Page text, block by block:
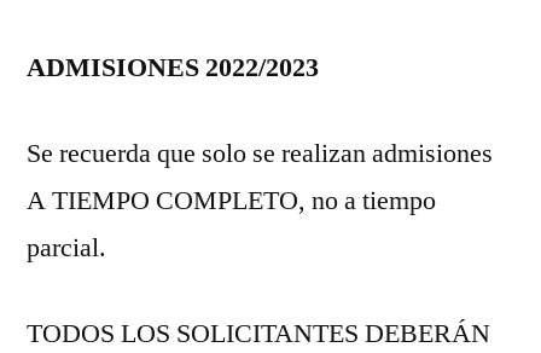
ADMISIONES 2022/2023
Se recuerda que solo se realizan admisiones
A TIEMPO COMPLETO, no a tiempo
parcial.
TODOS LOS SOLICITANTES DEBERÁN